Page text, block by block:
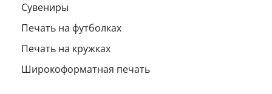
Сувениры
Печать на футболках
Печать на кружках
Широкоформатная печать